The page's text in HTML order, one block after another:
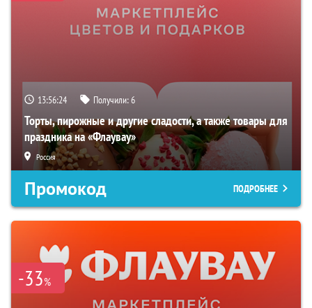
13:56:23 Получили:6
Торты, пирожные и другие сладости, а также товары для
праздника на «Флаувау»
Россия
Промокод ПОДРОБНЕЕ
-33%